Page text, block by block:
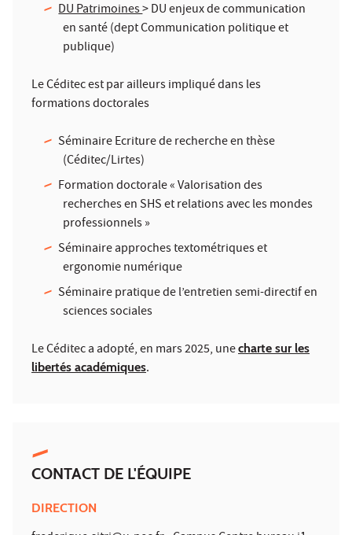
DU Patrimoines> DU enjeux de communication
en santé (dept Communication politique et
publique)
Le Céditec est par ailleurs impliqué dans les
formations doctorales
Séminaire Ecriture de recherche en thèse
(Céditec/Lirtes)
Formation doctorale « Valorisation des
recherches en SHS et relations avec les mondes
professionnels »
Séminaire approches textométriques et
ergonomie numérique
Séminaire pratique de l’entretien semi-directif en
sciences sociales
Le Céditec a adopté, en mars 2025, unecharte sur les
libertés académiques.
CONTACT DE L'ÉQUIPE
DIRECTION